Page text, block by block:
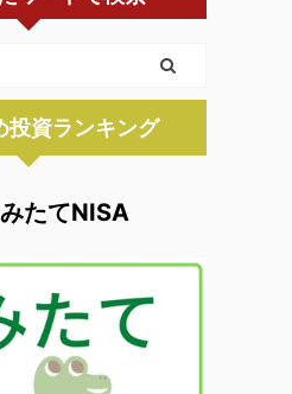
投資ランキング
たてNISA